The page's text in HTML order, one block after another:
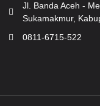
Jl. Banda Aceh -
Sukamakmur,
0811-6715-522